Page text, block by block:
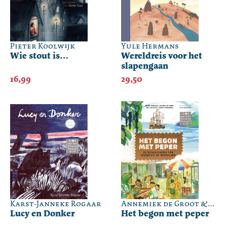
Pieter Koolwijk
Wie stout is…
16,99
Yule Hermans
Wereldreis voor het
slapengaan
29,50
Karst-Janneke Rogaar
Lucy en Donker
Annemiek de Groot &
Marrit Boogaars &
Juul Lelieveld &
Het begon met peper